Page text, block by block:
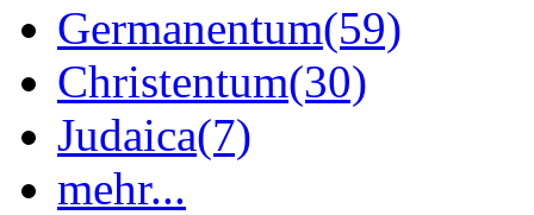
Germanentum(59)
Christentum(30)
Judaica(7)
mehr...